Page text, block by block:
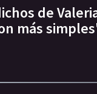
de
más